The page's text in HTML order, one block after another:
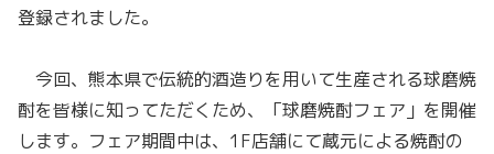
登録されました。
今回、熊本県で伝統的酒造りを用いて生産される球磨焼
酎を皆様に知ってただくため、「球磨焼酎フェア」を開催
します。フェア期間中は、1F店舗にて蔵元による焼酎の